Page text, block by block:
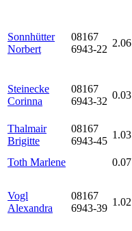
Sonnhütter
Norbert
08167
6943-22
2.06
Steinecke
Corinna
08167
6943-32
0.03
Thalmair
Brigitte
08167
6943-45
1.03
Toth Marlene
0.07
Vogl
Alexandra
08167
6943-39
1.02